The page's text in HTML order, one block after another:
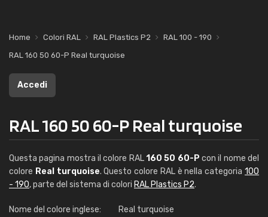
Home Colori RAL RAL Plastics P2
RAL 100 - 190
RAL 160 50 60-P Real turquoise
Accedi
RAL 160 50 60-P Real turquoise
Questa pagina mostra il colore RAL160 50 60-P con il nome del
colore Real turquoise. Questo colore RAL è nella categoria100
- 190, parte del sistema di colori RAL Plastics P2.
Nome del colore inglese:
Real turquoise